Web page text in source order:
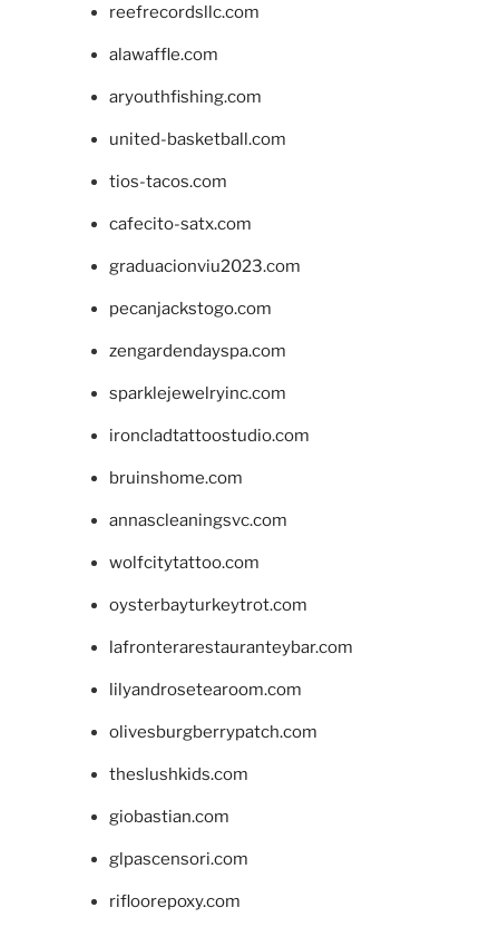
reefrecordsllc.com
alawaffle.com
aryouthfishing.com
united-basketball.com
tios-tacos.com
cafecito-satx.com
graduacionviu2023.com
pecanjackstogo.com
zengardendayspa.com
sparklejewelryinc.com
ironcladtattoostudio.com
bruinshome.com
annascleaningsvc.com
wolfcitytattoo.com
oysterbayturkeytrot.com
lafronterarestauranteybar.com
lilyandrosetearoom.com
olivesburgberrypatch.com
theslushkids.com
giobastian.com
glpascensori.com
rifloorepoxy.com